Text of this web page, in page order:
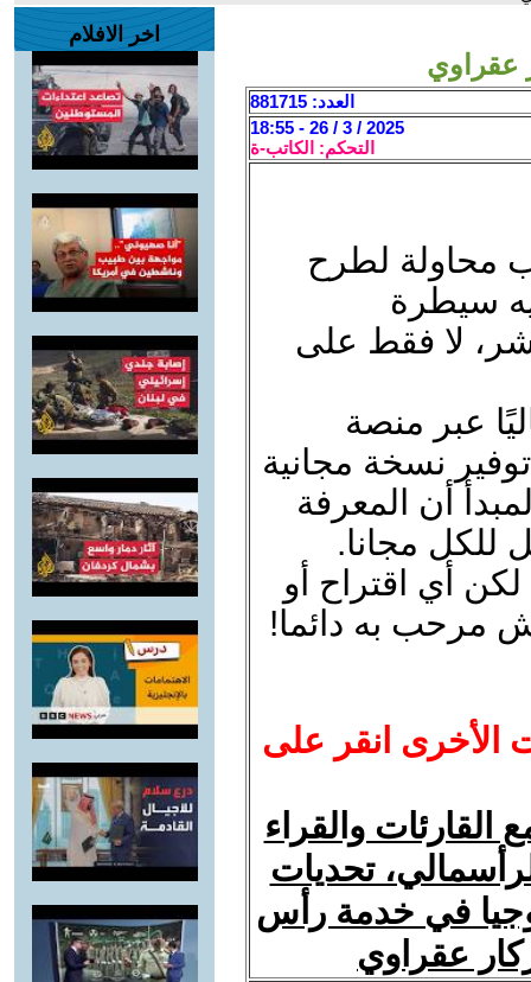
العدد: 881715
2025 / 3 / 26 - 18:55
التحكم: الكاتب-ة
محاولة لطرح
سيطرة
لا فقط على
عبر منصة
نسخة مجانية
أن المعرفة
للكل مجانا.
أي اقتراح أو
مرحب به دائما!
الأخرى انقر على
والقراء
تحديات
في خدمة رأس
عقراوي
اخر الافلام